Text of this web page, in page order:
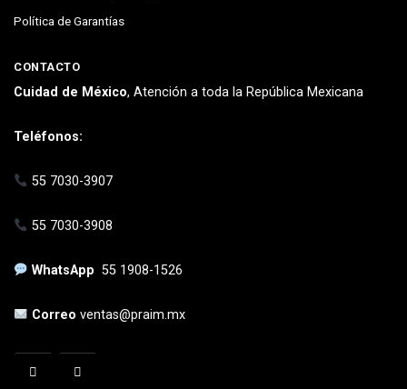
Política de Garantías
CONTACTO
Cuidad de México, Atención a toda la República Mexicana
Teléfonos:
55 7030-3907
55 7030-3908
WhatsApp55 1908-1526
Correoventas@praim.mx